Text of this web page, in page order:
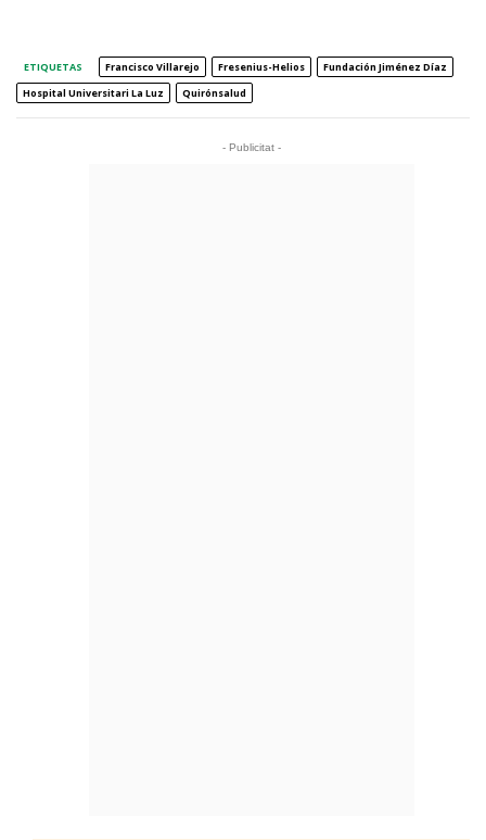
ETIQUETAS Francisco Villarejo Fresenius-Helios
Fundación Jiménez Díaz
Hospital Universitari La Luz
Quirónsalud
- Publicitat -